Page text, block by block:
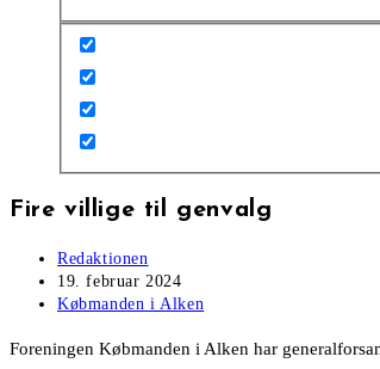
Fire villige til genvalg
Post
author:
Redaktionen
Post
published:
19. februar 2024
Post
Købmanden i Alken
Foreningen Købmanden i Alken har